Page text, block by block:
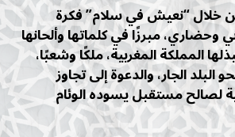
خلال “نعيش في سلام” فكرة
وحضاري، مبرزًا في كلماتها وألحانها
المملكة المغربية، ملكًا وشعبًا،
الجار، والدعوة إلى تجاوز
لصالح مستقبل يسوده الوئام